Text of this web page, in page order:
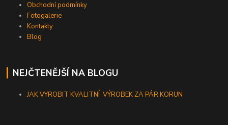
Obchodní podmínky
Fotogalerie
Kontakty
Blog
NEJČTENĚJŠÍ NA BLOGU
JAK VYROBIT KVALITNÍ VÝROBEK ZA PÁR KORUN